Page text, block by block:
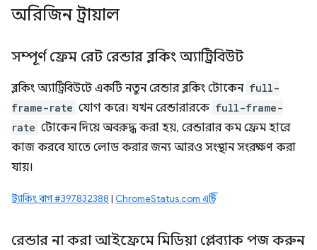
অরিজিন ট্রায়াল
সম্পূর্ণ ফ্রেম রেট রেন্ডার ব্লকিং অ্যাট্রিবিউট
ব্লকিং অ্যাট্রিবিউটে একটি নতুন রেন্ডার ব্লকিং টোকেন full-
frame-rate যোগ করে। যখন রেন্ডারারকে full-frame-
rate টোকেন দিয়ে অবরুদ্ধ করা হয়, রেন্ডারার কম ফ্রেম হারে
কাজ করবে যাতে লোড করার জন্য আরও সংস্থান সংরক্ষণ করা
যায়।
ট্র্যাকিং বাগ #397832388 | ChromeStatus.com এন্ট্রি
রেন্ডার না করা আইফ্রেমে মিডিয়া প্লেব্যাক পজ করুন